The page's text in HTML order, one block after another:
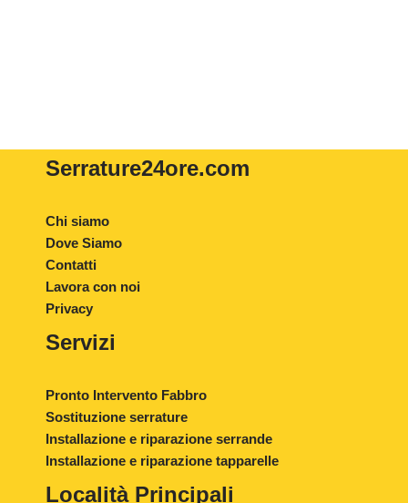
Serrature24ore.com
Chi siamo
Dove Siamo
Contatti
Lavora con noi
Privacy
Servizi
Pronto Intervento Fabbro
Sostituzione serrature
Installazione e riparazione serrande
Installazione e riparazione tapparelle
Località Principali